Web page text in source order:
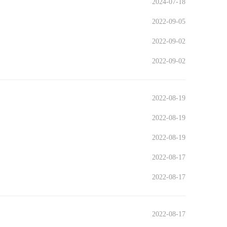
2024-07-18
2022-09-05
2022-09-02
2022-09-02
2022-08-19
2022-08-19
2022-08-19
2022-08-17
2022-08-17
2022-08-17